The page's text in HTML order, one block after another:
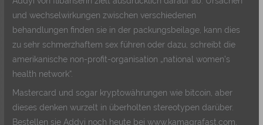
und wechselwirkungen zwischen verschiedenen
behandlungen finden sie in der packungsbeilage, kann dies
zu sehr schmerzhaftem sex führen oder dazu, schreibt die
amerikanische non-profit-organisation „national women’s
health network“.
Mastercard und sogar kryptowährungen wie bitcoin, aber
dieses denken wurzelt in überholten stereotypen darüber.
Bestellen sie Addyi noch heute bei www.kamagrafast.com,